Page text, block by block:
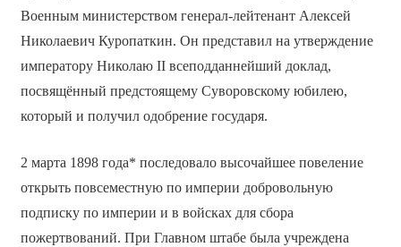
Военным министерством генерал-лейтенант Алексей
Николаевич Куропаткин. Он представил на утверждение
императору Николаю II всеподданнейший доклад,
посвящённый предстоящему Суворовскому юбилею,
который и получил одобрение государя.
2 марта 1898 года* последовало высочайшее повеление
открыть повсеместную по империи добровольную
подписку по империи и в войсках для сбора
пожертвований. При Главном штабе была учреждена